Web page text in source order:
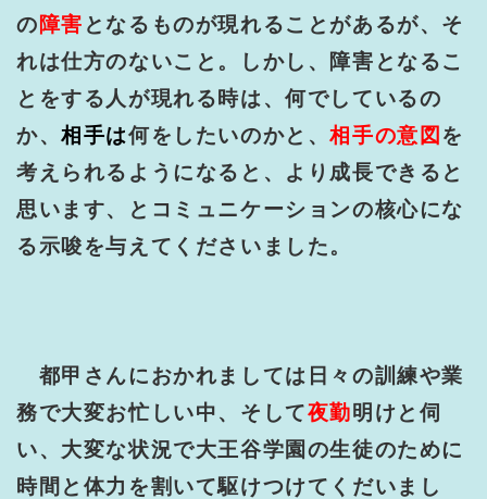
の障害 となるものが現れることがあるが、そ
れは仕方のないこと。しかし、障害となるこ
とをする人が現れる時は、何でしているの
か、相手は何をしたいのかと、相手の意図 を
考えられるようになると、より成長できると
思います、とコミュニケーションの核心にな
る示唆を与えてくださいました。
都甲さんにおかれましては日々の訓練や業
務で大変お忙しい中、そして夜勤明けと伺
い、大変な状況で大王谷学園の生徒のために
時間と体力を割いて駆けつけてくだいまし